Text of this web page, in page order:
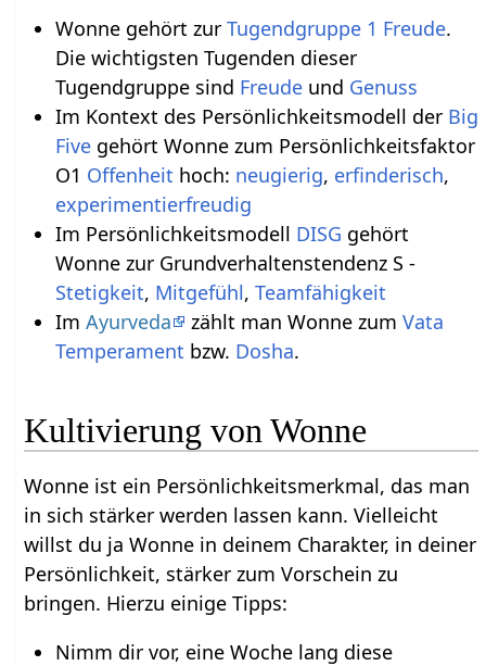
Wonne gehört zur Tugendgruppe 1 Freude.
Die wichtigsten Tugenden dieser
Tugendgruppe sind Freudeund Genuss
Im Kontext des Persönlichkeitsmodell der Big
Fivegehört Wonne zum Persönlichkeitsfaktor
O1 Offenheit hoch: neugierig, erfinderisch,
experimentierfreudig
Im Persönlichkeitsmodell DISG gehört
Wonne zur Grundverhaltenstendenz S -
Stetigkeit, Mitgefühl, Teamfähigkeit
Im Ayurveda zählt man Wonne zum Vata
Temperament bzw. Dosha.
Kultivierung von Wonne
Wonne ist ein Persönlichkeitsmerkmal, das man
in sich stärker werden lassen kann. Vielleicht
willst du ja Wonne in deinem Charakter, in deiner
Persönlichkeit, stärker zum Vorschein zu
bringen. Hierzu einige Tipps:
Nimm dir vor, eine Woche lang diese